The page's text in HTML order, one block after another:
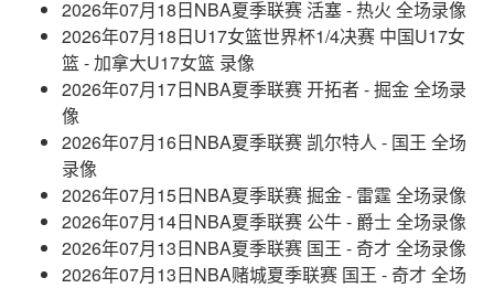
2026年07月18日NBA夏季联赛 活塞 - 热火 全场录像
2026年07月18日U17女篮世界杯1/4决赛 中国U17女
篮 - 加拿大U17女篮 录像
2026年07月17日NBA夏季联赛 开拓者 - 掘金 全场录
像
2026年07月16日NBA夏季联赛 凯尔特人 - 国王 全场
录像
2026年07月15日NBA夏季联赛 掘金 - 雷霆 全场录像
2026年07月14日NBA夏季联赛 公牛 - 爵士 全场录像
2026年07月13日NBA夏季联赛 国王 - 奇才 全场录像
2026年07月13日NBA赌城夏季联赛 国王 - 奇才 全场